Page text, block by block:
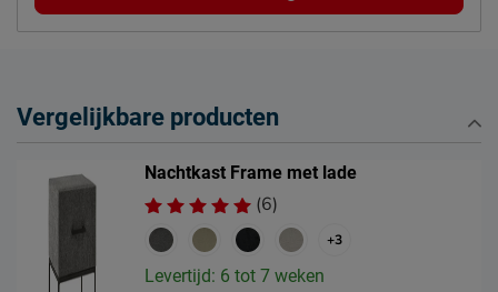
Vergelijkbare producten
Nachtkast Frame met lade
(6)
+3
Levertijd: 6 tot 7 weken